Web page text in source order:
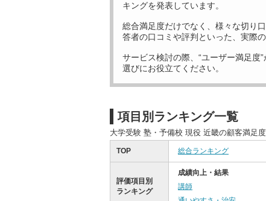
キングを発表しています。
総合満足度だけでなく、様々な切り
答者の口コミや評判といった、実際
サービス検討の際、“ユーザー満足度
選びにお役立てください。
項目別ランキング一覧
大学受験 塾・予備校 現役 近畿の顧客満足
TOP 総合ランキング
評価項目別
ランキング
成績向上・結果
講師